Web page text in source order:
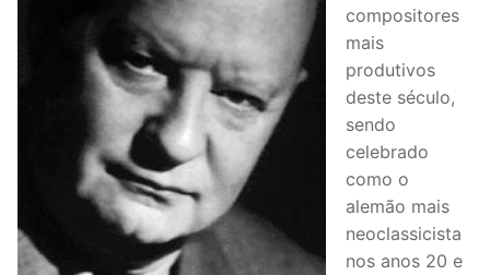
compositores
mais
produtivos
deste século,
sendo
celebrado
como o
alemão mais
neoclassicista
nos anos 20 e